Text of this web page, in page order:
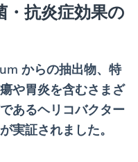
・抗炎症効果の
からの抽出物、特
や胃炎を含むさまざ
あるヘリコバクター
実証されました。